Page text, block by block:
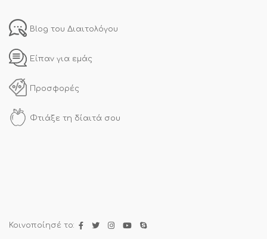
Blog του Διαιτολόγου
Είπαν για εμάς
Προσφορές
Φτιάξε τη δίαιτά σου
Κοινοποίησέ το: